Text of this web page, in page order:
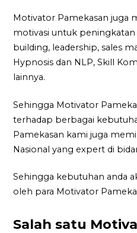
Motivator Pamekasan juga
motivasi untuk peningkatan
building, leadership, sales
Hypnosis dan NLP, Skill
lainnya.
Sehingga Motivator
terhadap berbagai
Pamekasan kami juga
Nasional yang expert di
Sehingga kebutuhan anda
oleh para Motivator
Salah satu